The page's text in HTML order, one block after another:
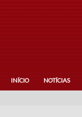
INÍCIO NOTÍCIAS